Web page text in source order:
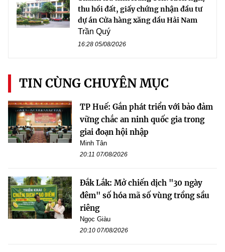
thu hồi đất, giấy chứng nhận đầu tư
dự án Cửa hàng xăng dầu Hải Nam
Trần Quý
16:28 05/08/2026
TIN CÙNG CHUYÊN MỤC
TP Huế: Gắn phát triển với bảo đảm
vững chắc an ninh quốc gia trong
giai đoạn hội nhập
Minh Tân
20:11 07/08/2026
Đắk Lắk: Mở chiến dịch "30 ngày
đêm" số hóa mã số vùng trồng sầu
riêng
Ngọc Giàu
20:10 07/08/2026